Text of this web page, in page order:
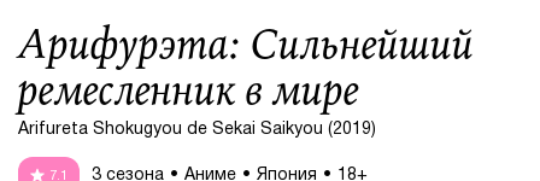
Арифурэта: Сильнейший
ремесленник в мире
Arifureta Shokugyou de Sekai Saikyou (2019)
7.1 3 сезона Аниме Япония 18+